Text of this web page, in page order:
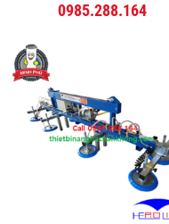
0985.288.164